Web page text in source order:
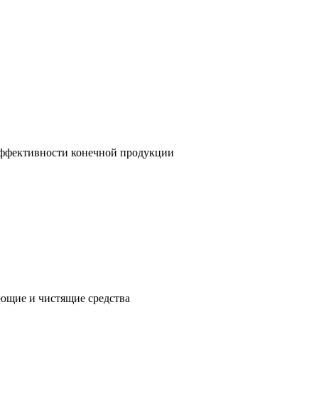
конечной продукции
и чистящие средства